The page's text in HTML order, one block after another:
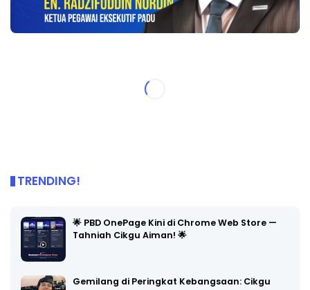
TRENDING!
🌟 PBD OnePage Kini di Chrome Web Store —
Tahniah Cikgu Aiman! 🌟
Gemilang di Peringkat Kebangsaan: Cikgu